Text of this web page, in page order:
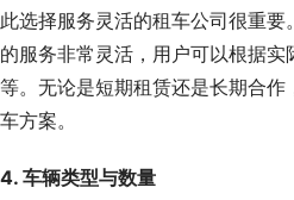
此选择服务灵活的租车公司很重
的服务非常灵活，用户可以根据
等。无论是短期租赁还是长期合
车方案。
4. 车辆类型与数量